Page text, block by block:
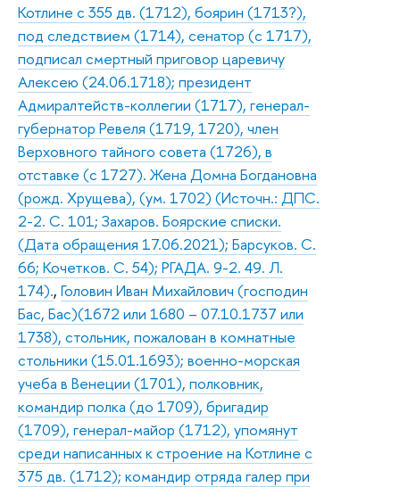
Котлине с 355 дв. (1712), боярин (1713?),
под следствием (1714), сенатор (с 1717),
подписал смертный приговор царевичу
Алексею (24.06.1718); президент
Адмиралтейств-коллегии (1717), генерал-
губернатор Ревеля (1719, 1720), член
Верховного тайного совета (1726), в
отставке (с 1727). Жена Домна Богдановна
(рожд. Хрущева), (ум. 1702) (Источн.: ДПС.
2-2. С. 101; Захаров. Боярские списки.
(Дата обращения 17.06.2021); Барсуков. С.
66; Кочетков. С. 54); РГАДА. 9-2. 49. Л.
174)., Головин Иван Михайлович (господин
Бас, Бас)(1672 или 1680 – 07.10.1737 или
1738), стольник, пожалован в комнатные
стольники (15.01.1693); военно-морская
учеба в Венеции (1701), полковник,
командир полка (до 1709), бригадир
(1709), генерал-майор (1712), упомянут
среди написанных к строение на Котлине с
375 дв. (1712); командир отряда галер при